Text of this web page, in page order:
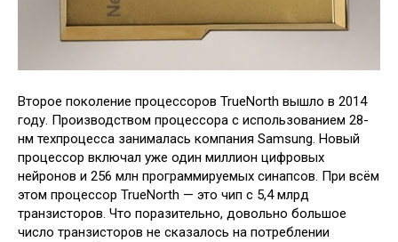
Второе поколение процессоров TrueNorth вышло в 2014
году. Производством процессора с использованием 28-
нм техпроцесса занималась компания Samsung. Новый
процессор включал уже один миллион цифровых
нейронов и 256 млн программируемых синапсов. При всём
этом процессор TrueNorth — это чип с 5,4 млрд
транзисторов. Что поразительно, довольно большое
число транзисторов не сказалось на потреблении